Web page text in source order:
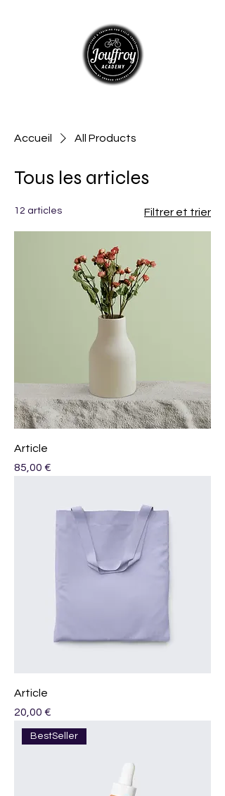
Accueil All Products
Tous les articles
12 articles Filtrer et trier
Article
Prix
85,00 €
Article
Prix
20,00 €
BestSeller